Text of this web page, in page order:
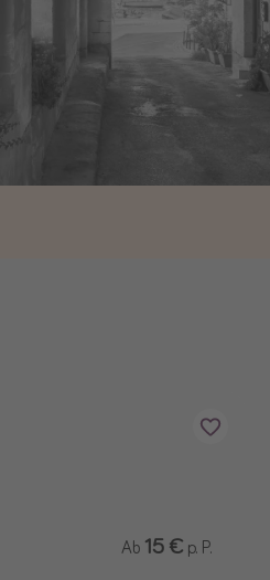
Ab 15 € p. P.